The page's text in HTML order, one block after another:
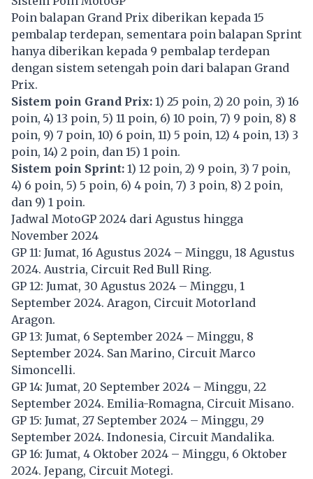
Poin balapan Grand Prix diberikan kepada 15
pembalap terdepan, sementara poin balapan Sprint
hanya diberikan kepada 9 pembalap terdepan
dengan sistem setengah poin dari balapan Grand
Prix.
Sistem poin Grand Prix: 1) 25 poin, 2) 20 poin, 3) 16
poin, 4) 13 poin, 5) 11 poin, 6) 10 poin, 7) 9 poin, 8) 8
poin, 9) 7 poin, 10) 6 poin, 11) 5 poin, 12) 4 poin, 13) 3
poin, 14) 2 poin, dan 15) 1 poin.
Sistem poin Sprint: 1) 12 poin, 2) 9 poin, 3) 7 poin,
4) 6 poin, 5) 5 poin, 6) 4 poin, 7) 3 poin, 8) 2 poin,
dan 9) 1 poin.
Jadwal MotoGP 2024 dari Agustus hingga
November 2024
GP 11: Jumat, 16 Agustus 2024 – Minggu, 18 Agustus
2024. Austria, Circuit Red Bull Ring.
GP 12: Jumat, 30 Agustus 2024 – Minggu, 1
September 2024. Aragon, Circuit Motorland
Aragon.
GP 13: Jumat, 6 September 2024 – Minggu, 8
September 2024. San Marino, Circuit Marco
Simoncelli.
GP 14: Jumat, 20 September 2024 – Minggu, 22
September 2024. Emilia-Romagna, Circuit Misano.
GP 15: Jumat, 27 September 2024 – Minggu, 29
September 2024. Indonesia, Circuit Mandalika.
GP 16: Jumat, 4 Oktober 2024 – Minggu, 6 Oktober
2024. Jepang, Circuit Motegi.